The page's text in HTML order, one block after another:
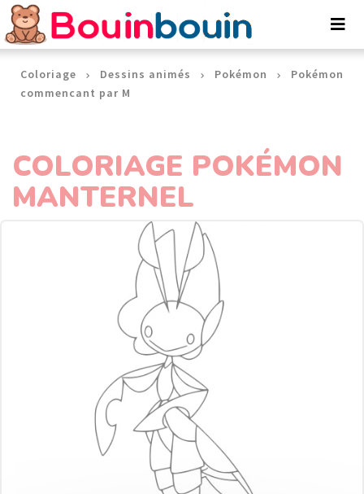
Coloriage Dessins animés Pokémon
Pokémon
commencant par M
COLORIAGE POKÉMON
MANTERNEL
Panneau de gestion des cookies